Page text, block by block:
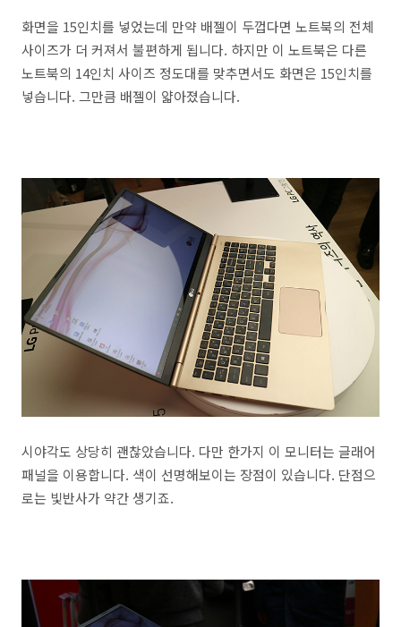
화면을 15인치를 넣었는데 만약 배젤이 두껍다면 노트북의 전체
사이즈가 더 커져서 불편하게 됩니다. 하지만 이 노트북은 다른
노트북의 14인치 사이즈 정도대를 맞추면서도 화면은 15인치를
넣습니다. 그만큼 배젤이 얇아졌습니다.
시야각도 상당히 괜찮았습니다. 다만 한가지 이 모니터는 글래어
패널을 이용합니다. 색이 선명해보이는 장점이 있습니다. 단점으
로는 빛반사가 약간 생기죠.